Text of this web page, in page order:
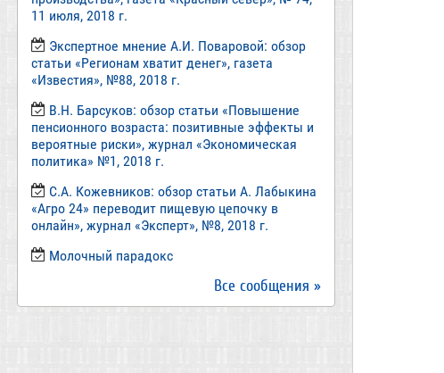
11 июля, 2018 г.
Экспертное мнение А.И. Поваровой: обзор
статьи «Регионам хватит денег», газета
«Известия», №88, 2018 г.
В.Н. Барсуков: обзор статьи «Повышение
пенсионного возраста: позитивные эффекты и
вероятные риски», журнал «Экономическая
политика» №1, 2018 г.
С.А. Кожевников: обзор статьи А. Лабыкина
«Агро 24» переводит пищевую цепочку в
онлайн», журнал «Эксперт», №8, 2018 г.
Молочный парадокс
Все сообщения »